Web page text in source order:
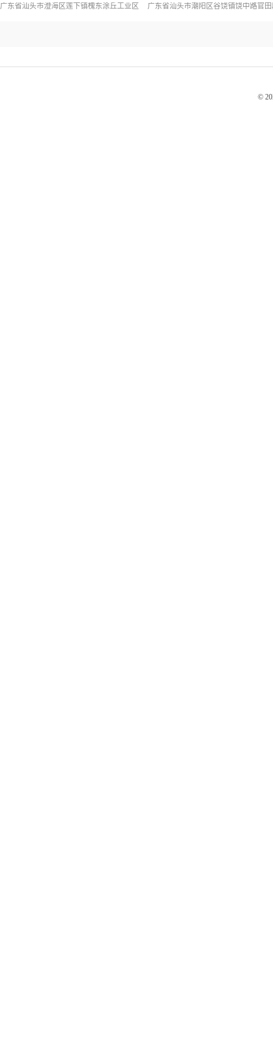
广东省汕头市澄海区莲下镇槐东涂丘工业区
©